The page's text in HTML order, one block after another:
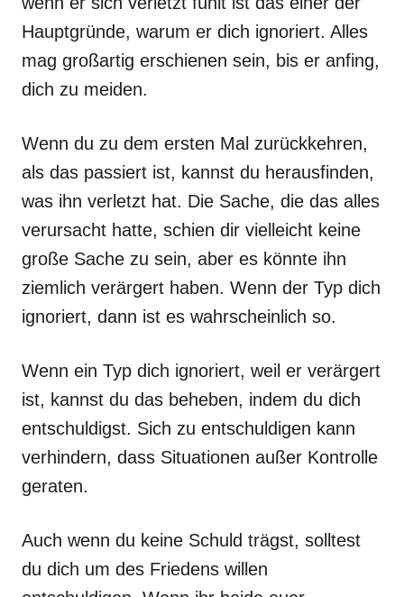
Hauptgründe, warum er dich ignoriert. Alles
mag großartig erschienen sein, bis er anfing,
dich zu meiden.
Wenn du zu dem ersten Mal zurückkehren,
als das passiert ist, kannst du herausfinden,
was ihn verletzt hat. Die Sache, die das alles
verursacht hatte, schien dir vielleicht keine
große Sache zu sein, aber es könnte ihn
ziemlich verärgert haben. Wenn der Typ dich
ignoriert, dann ist es wahrscheinlich so.
Wenn ein Typ dich ignoriert, weil er verärgert
ist, kannst du das beheben, indem du dich
entschuldigst. Sich zu entschuldigen kann
verhindern, dass Situationen außer Kontrolle
geraten.
Auch wenn du keine Schuld trägst, solltest
du dich um des Friedens willen